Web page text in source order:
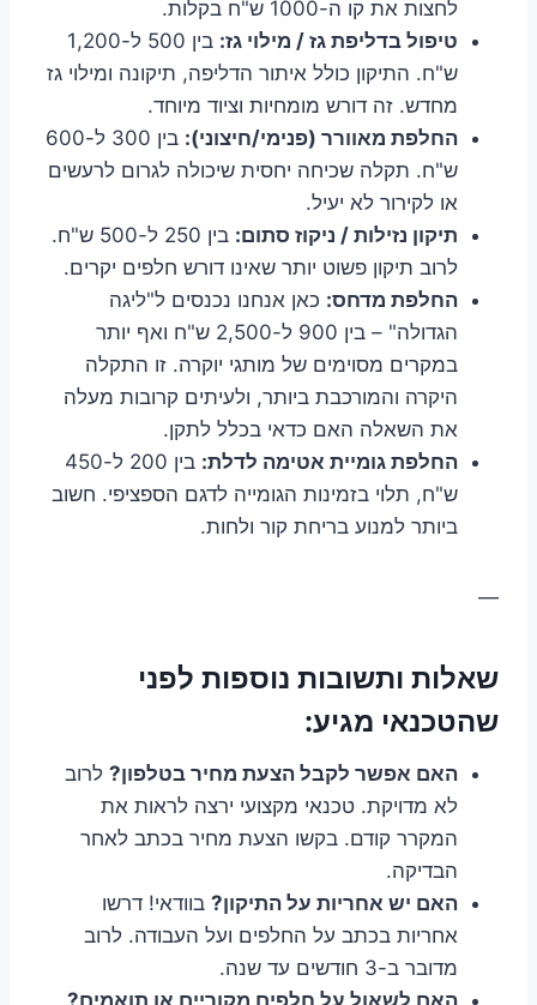
לחצות את קו ה-1000 ש"ח בקלות.
טיפול בדליפת גז / מילוי גז:
בין 500 ל-1,200
ש"ח. התיקון כולל איתור הדליפה, תיקונה ומילוי גז
מחדש. זה דורש מומחיות וציוד מיוחד.
החלפת מאוורר (פנימי/חיצוני):
בין 300 ל-600
ש"ח. תקלה שכיחה יחסית שיכולה לגרום לרעשים
או לקירור לא יעיל.
תיקון נזילות / ניקוז סתום:
בין 250 ל-500 ש"ח.
לרוב תיקון פשוט יותר שאינו דורש חלפים יקרים.
החלפת מדחס: כאן אנחנו נכנסים ל"ליגה
הגדולה" – בין 900 ל-2,500 ש"ח ואף יותר
במקרים מסוימים של מותגי יוקרה. זו התקלה
היקרה והמורכבת ביותר, ולעיתים קרובות מעלה
את השאלה האם כדאי בכלל לתקן.
החלפת גומיית אטימה לדלת:
בין 200 ל-450
ש"ח, תלוי בזמינות הגומייה לדגם הספציפי. חשוב
ביותר למנוע בריחת קור ולחות.
—
שאלות ותשובות נוספות לפני
שהטכנאי מגיע:
האם אפשר לקבל הצעת מחיר בטלפון? לרוב
לא מדויקת. טכנאי מקצועי ירצה לראות את
המקרר קודם. בקשו הצעת מחיר בכתב לאחר
הבדיקה.
האם יש אחריות על התיקון? בוודאי! דרשו
אחריות בכתב על החלפים ועל העבודה. לרוב
מדובר ב-3 חודשים עד שנה.
האם לשאול על חלפים מקוריים או תואמים?